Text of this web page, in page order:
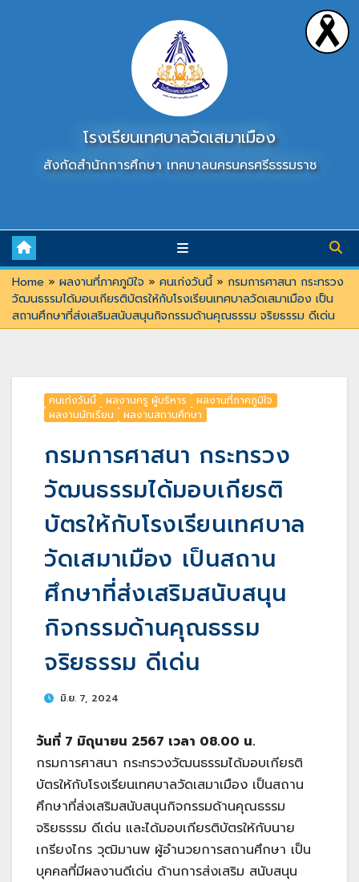
โรงเรียนเทศบาลวัดเสมาเมือง
สังกัดสำนักการศึกษา เทศบาลนครนครศรีธรรมราช
Home » ผลงานที่ภาคภูมิใจ » คนเก่งวันนี้» กรมการศาสนา กระทรวง
วัฒนธรรมได้มอบเกียรติบัตรให้กับโรงเรียนเทศบาลวัดเสมาเมือง เป็น
สถานศึกษาที่ส่งเสริมสนับสนุนกิจกรรมด้านคุณธรรม จริยธรรม ดีเด่น
คนเก่งวันนี้ ผลงานครู ผู้บริหาร
ผลงานที่ภาคภูมิใจ
ผลงานนักเรียน
ผลงานสถานศึกษา
กรมการศาสนา กระทรวง
วัฒนธรรมได้มอบเกียรติ
บัตรให้กับโรงเรียนเทศบาล
วัดเสมาเมือง เป็นสถาน
ศึกษาที่ส่งเสริมสนับสนุน
กิจกรรมด้านคุณธรรม
จริยธรรม ดีเด่น
มิ.ย. 7, 2024
วันที่ 7 มิถุนายน 2567 เวลา 08.00 น.
กรมการศาสนา กระทรวงวัฒนธรรมได้มอบเกียรติ
บัตรให้กับโรงเรียนเทศบาลวัดเสมาเมือง เป็นสถาน
ศึกษาที่ส่งเสริมสนับสนุนกิจกรรมด้านคุณธรรม
จริยธรรม ดีเด่น และได้มอบเกียรติบัตรให้กับนาย
เกรียงไกร วุฒิมานพ ผู้อำนวยการสถานศึกษา เป็น
บุคคลที่มีผลงานดีเด่น ด้านการส่งเสริม สนับสนุน